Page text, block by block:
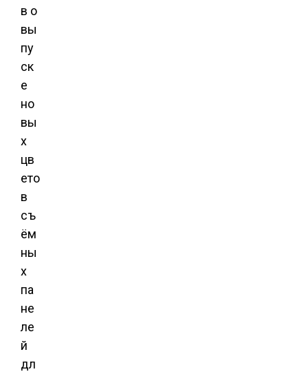
в о
вы
пу
ск
е
но
вы
х
цв
ето
в
съ
ём
ны
х
па
не
ле
й
дл